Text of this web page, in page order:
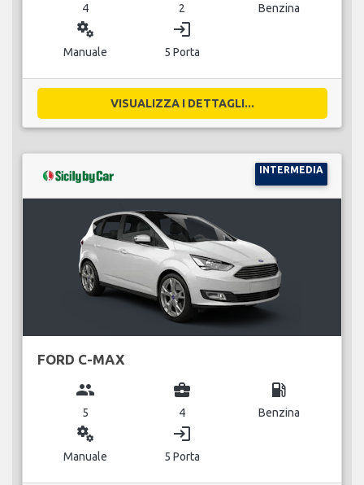
4 2 Benzina
miscellaneous_services
Manuale
login
5 Porta
VISUALIZZA I DETTAGLI...
INTERMEDIA
FORD C-MAX
group
5
business_center
4
local_gas_station
Benzina
miscellaneous_services
Manuale
login
5 Porta